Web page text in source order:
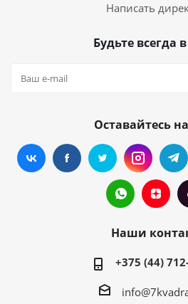
Написать
Будьте всегда
Оставайтесь
Наши
+375 (44)